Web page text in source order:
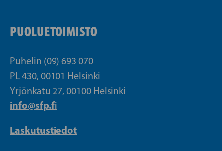
PUOLUETOIMISTO
Puhelin (09) 693 070
PL 430, 00101 Helsinki
Yrjönkatu 27, 00100 Helsinki
info@sfp.fi
Laskutustiedot